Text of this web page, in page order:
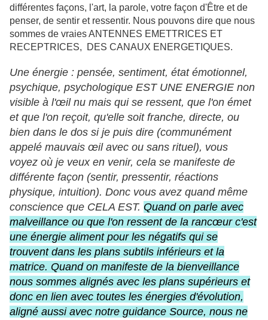
différentes façons, l'art, la parole, votre façon d'Être et de
penser, de sentir et ressentir. Nous pouvons dire que nous
sommes de vraies ANTENNES EMETTRICES ET
RECEPTRICES, DES CANAUX ENERGETIQUES.
Une énergie : pensée, sentiment, état émotionnel,
psychique, psychologique EST UNE ENERGIE non
visible à l'œil nu mais qui se ressent, que l'on émet
et que l'on reçoit, qu'elle soit franche, directe, ou
bien dans le dos si je puis dire (communément
appelé mauvais œil avec ou sans rituel), vous
voyez où je veux en venir, cela se manifeste de
différente façon (sentir, pressentir, réactions
physique, intuition). Donc vous avez quand même
conscience que CELA EST. Quand on parle avec
malveillance ou que l'on ressent de la rancœur c'est
une énergie aliment pour les négatifs qui se
trouvent dans les plans subtils inférieurs et la
matrice. Quand on manifeste de la bienveillance
nous sommes alignés avec les plans supérieurs et
donc en lien avec toutes les énergies d'évolution,
aligné aussi avec notre guidance Source, nous ne